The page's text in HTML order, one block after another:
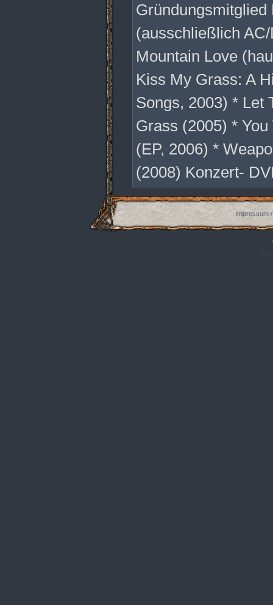
(ausschließlich
Mountain Love
Kiss My Grass: A
Songs, 2003) * Let
Grass (2005) *
(EP, 2006) *
(2008) Konzert-
Impressum